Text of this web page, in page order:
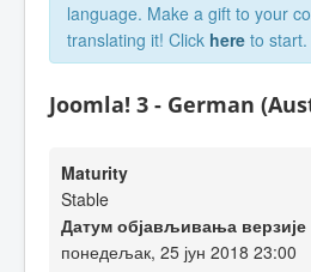
language. Make a gift to your
translating it! Click here to start.
Joomla! 3 - German
Maturity
Stable
Датум објављивања верзије
понедељак, 25 јун 2018 23:00